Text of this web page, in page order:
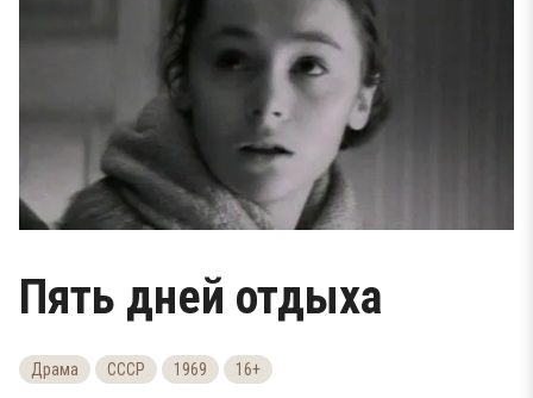
Пять дней отдыха
Драма СССР 1969 16+